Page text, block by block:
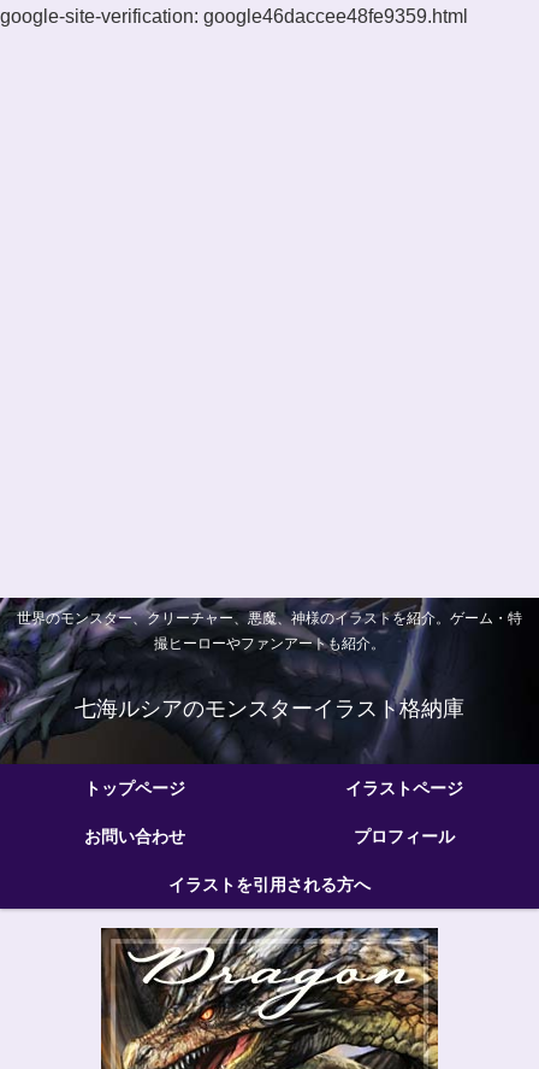
google-site-verification: google46daccee48fe9359.html
世界のモンスター、クリーチャー、悪魔、神様のイラストを紹介。ゲーム・特
撮ヒーローやファンアートも紹介。
七海ルシアのモンスターイラスト格納庫
トップページ イラストページ
お問い合わせ プロフィール
イラストを引用される方へ